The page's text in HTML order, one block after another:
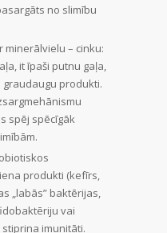
no slimību
minerālvielu – cinku:
it īpaši putnu gaļa,
graudaugu produkti.
spēj spēcīgāk
produkti (kefīrs,
„labās” baktērijas,
vai
imunitāti.